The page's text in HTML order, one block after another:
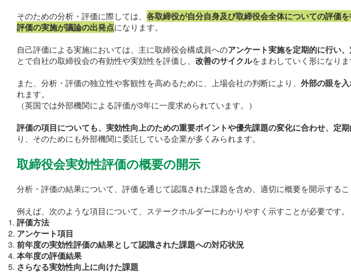
そのための分析・評価に際しては、 各取締役が自分自身及び取締役会全体についての評価
評価の実施が議論の出発点になります。
自己評価による実施においては、主に取締役会構成員へのアンケート実施を定期的に行い
とで自社の取締役会の有効性や実効性を評価し、 改善のサイクルをまわしていく形になりま
また、分析・評価の独立性や客観性を高めるために、上場会社の判断により、 外部の眼を
れます。
（英国では外部機関による評価が3年に一度求められています。）
評価の項目についても、実効性向上のための重要ポイントや優先課題の変化に合わせ、定
り、そのためにも外部機関に委託している企業が多くみられます。
取締役会実効性評価の概要の開示
分析・評価の結果について、評価を通じて認識された課題を含め、適切に概要を開示するこ
例えば、次のような項目について、ステークホルダーにわかりやすく示すことが必要です。
評価方法
アンケート項目
前年度の実効性評価の結果として認識された課題への対応状況
本年度の評価結果
さらなる実効性向上に向けた課題